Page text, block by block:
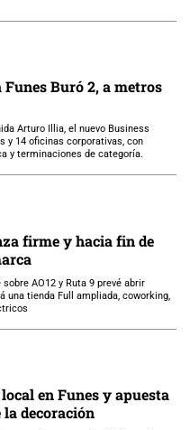
Buró 2, a metros
Arturo Illia, el nuevo Business
y 14 oficinas corporativas, con
y terminaciones de categoría.
firme y hacia fin de
AO12 y Ruta 9 prevé abrir
una tienda Full ampliada, coworking,
en Funes y apuesta
decoración